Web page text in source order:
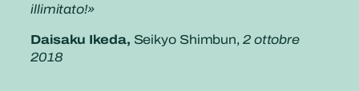
illimitato!»
Daisaku Ikeda, Seikyo Shimbun, 2 ottobre
2018